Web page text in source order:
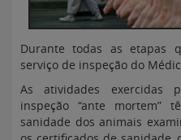
Durante todas as etapas
serviço de inspeção do
As atividades exercidas
inspeção “ante mortem”
sanidade dos animais